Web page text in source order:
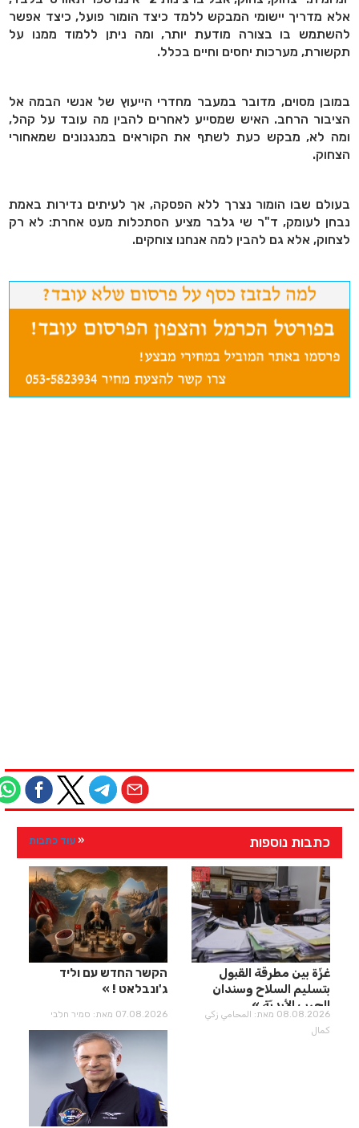
אלא מדריך יישומי המבקש ללמד כיצד הומור פועל, כיצד אפשר
להשתמש בו בצורה מודעת יותר, ומה ניתן ללמוד ממנו על
תקשורת, מערכות יחסים וחיים בכלל.
במובן מסוים, מדובר במעבר מחדרי הייעוץ של אנשי הבמה אל
הציבור הרחב. האיש שמסייע לאחרים להבין מה עובד על קהל,
ומה לא, מבקש כעת לשתף את הקוראים במנגנונים שמאחורי
הצחוק.
בעולם שבו הומור נצרך ללא הפסקה, אך לעיתים נדירות באמת
נבחן לעומק, ד"ר שי גלבר מציע הסתכלות מעט אחרת: לא רק
לצחוק, אלא גם להבין למה אנחנו צוחקים.
כתבות נוספות עוד כתבות
غزّة بين مطرقة القبول
بتسليم السلاح وسندان
الحرب الأبديّة
08.08.2026 מאת: المحامي زكي
كمال
הקשר החדש עם וליד
ג'ונבלאט !
07.08.2026 מאת: סמיר חלבי